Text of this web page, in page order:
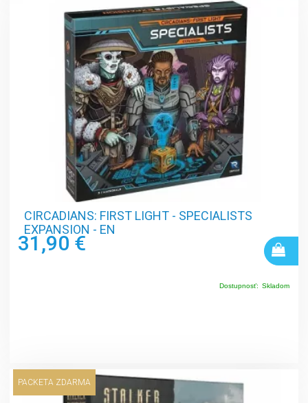
CIRCADIANS: FIRST LIGHT - SPECIALISTS
EXPANSION - EN
31,90 €
Dostupnosť: Skladom
PACKETA ZDARMA